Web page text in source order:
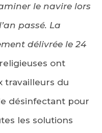
le navire lors
passé. La
délivrée le 24
ont
travailleurs du
désinfectant pour
les solutions